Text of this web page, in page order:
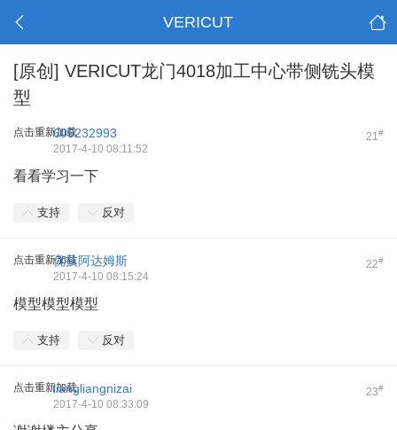
VERICUT
[原创] VERICUT龙门4018加工中心带侧铣头模
型
点击重新加载 21#
605232993
2017-4-10 08:11:52
看看学习一下
支持 反对
点击重新加载 22#
优技阿达姆斯
2017-4-10 08:15:24
模型模型模型
支持 反对
点击重新加载 23#
liangliangnizai
2017-4-10 08:33:09